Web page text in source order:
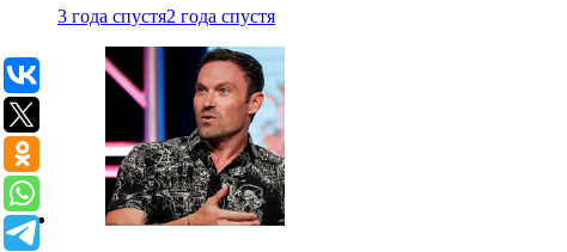
3 года спустя2 года спустя